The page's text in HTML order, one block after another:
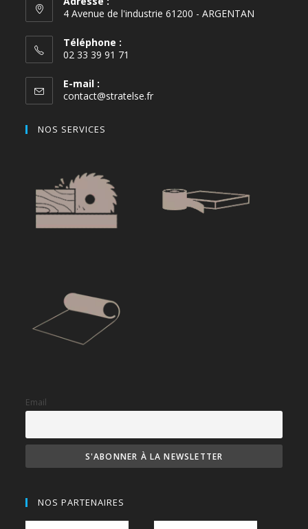
4 Avenue de l'industrie 61200 - ARGENTAN
Téléphone :
02 33 39 91 71
E-mail :
contact@stratelse.fr
NOS SERVICES
Email
NOS PARTENAIRES